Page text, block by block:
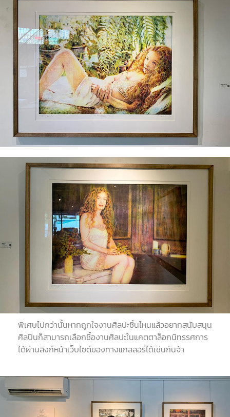
พิเศษไปกว่านั้นหากถูกใจงานศิลปะชิ้นไหนแล้วอยากสนับสนุน
ศิลปินก็สามารถเลือกซื้องานศิลปะในแคตตาล็อกนิทรรศการ
ได้ผ่านลิงก์หน้าเว็บไซต์ของทางแกลลอรี่ได้เช่นกันจ้า